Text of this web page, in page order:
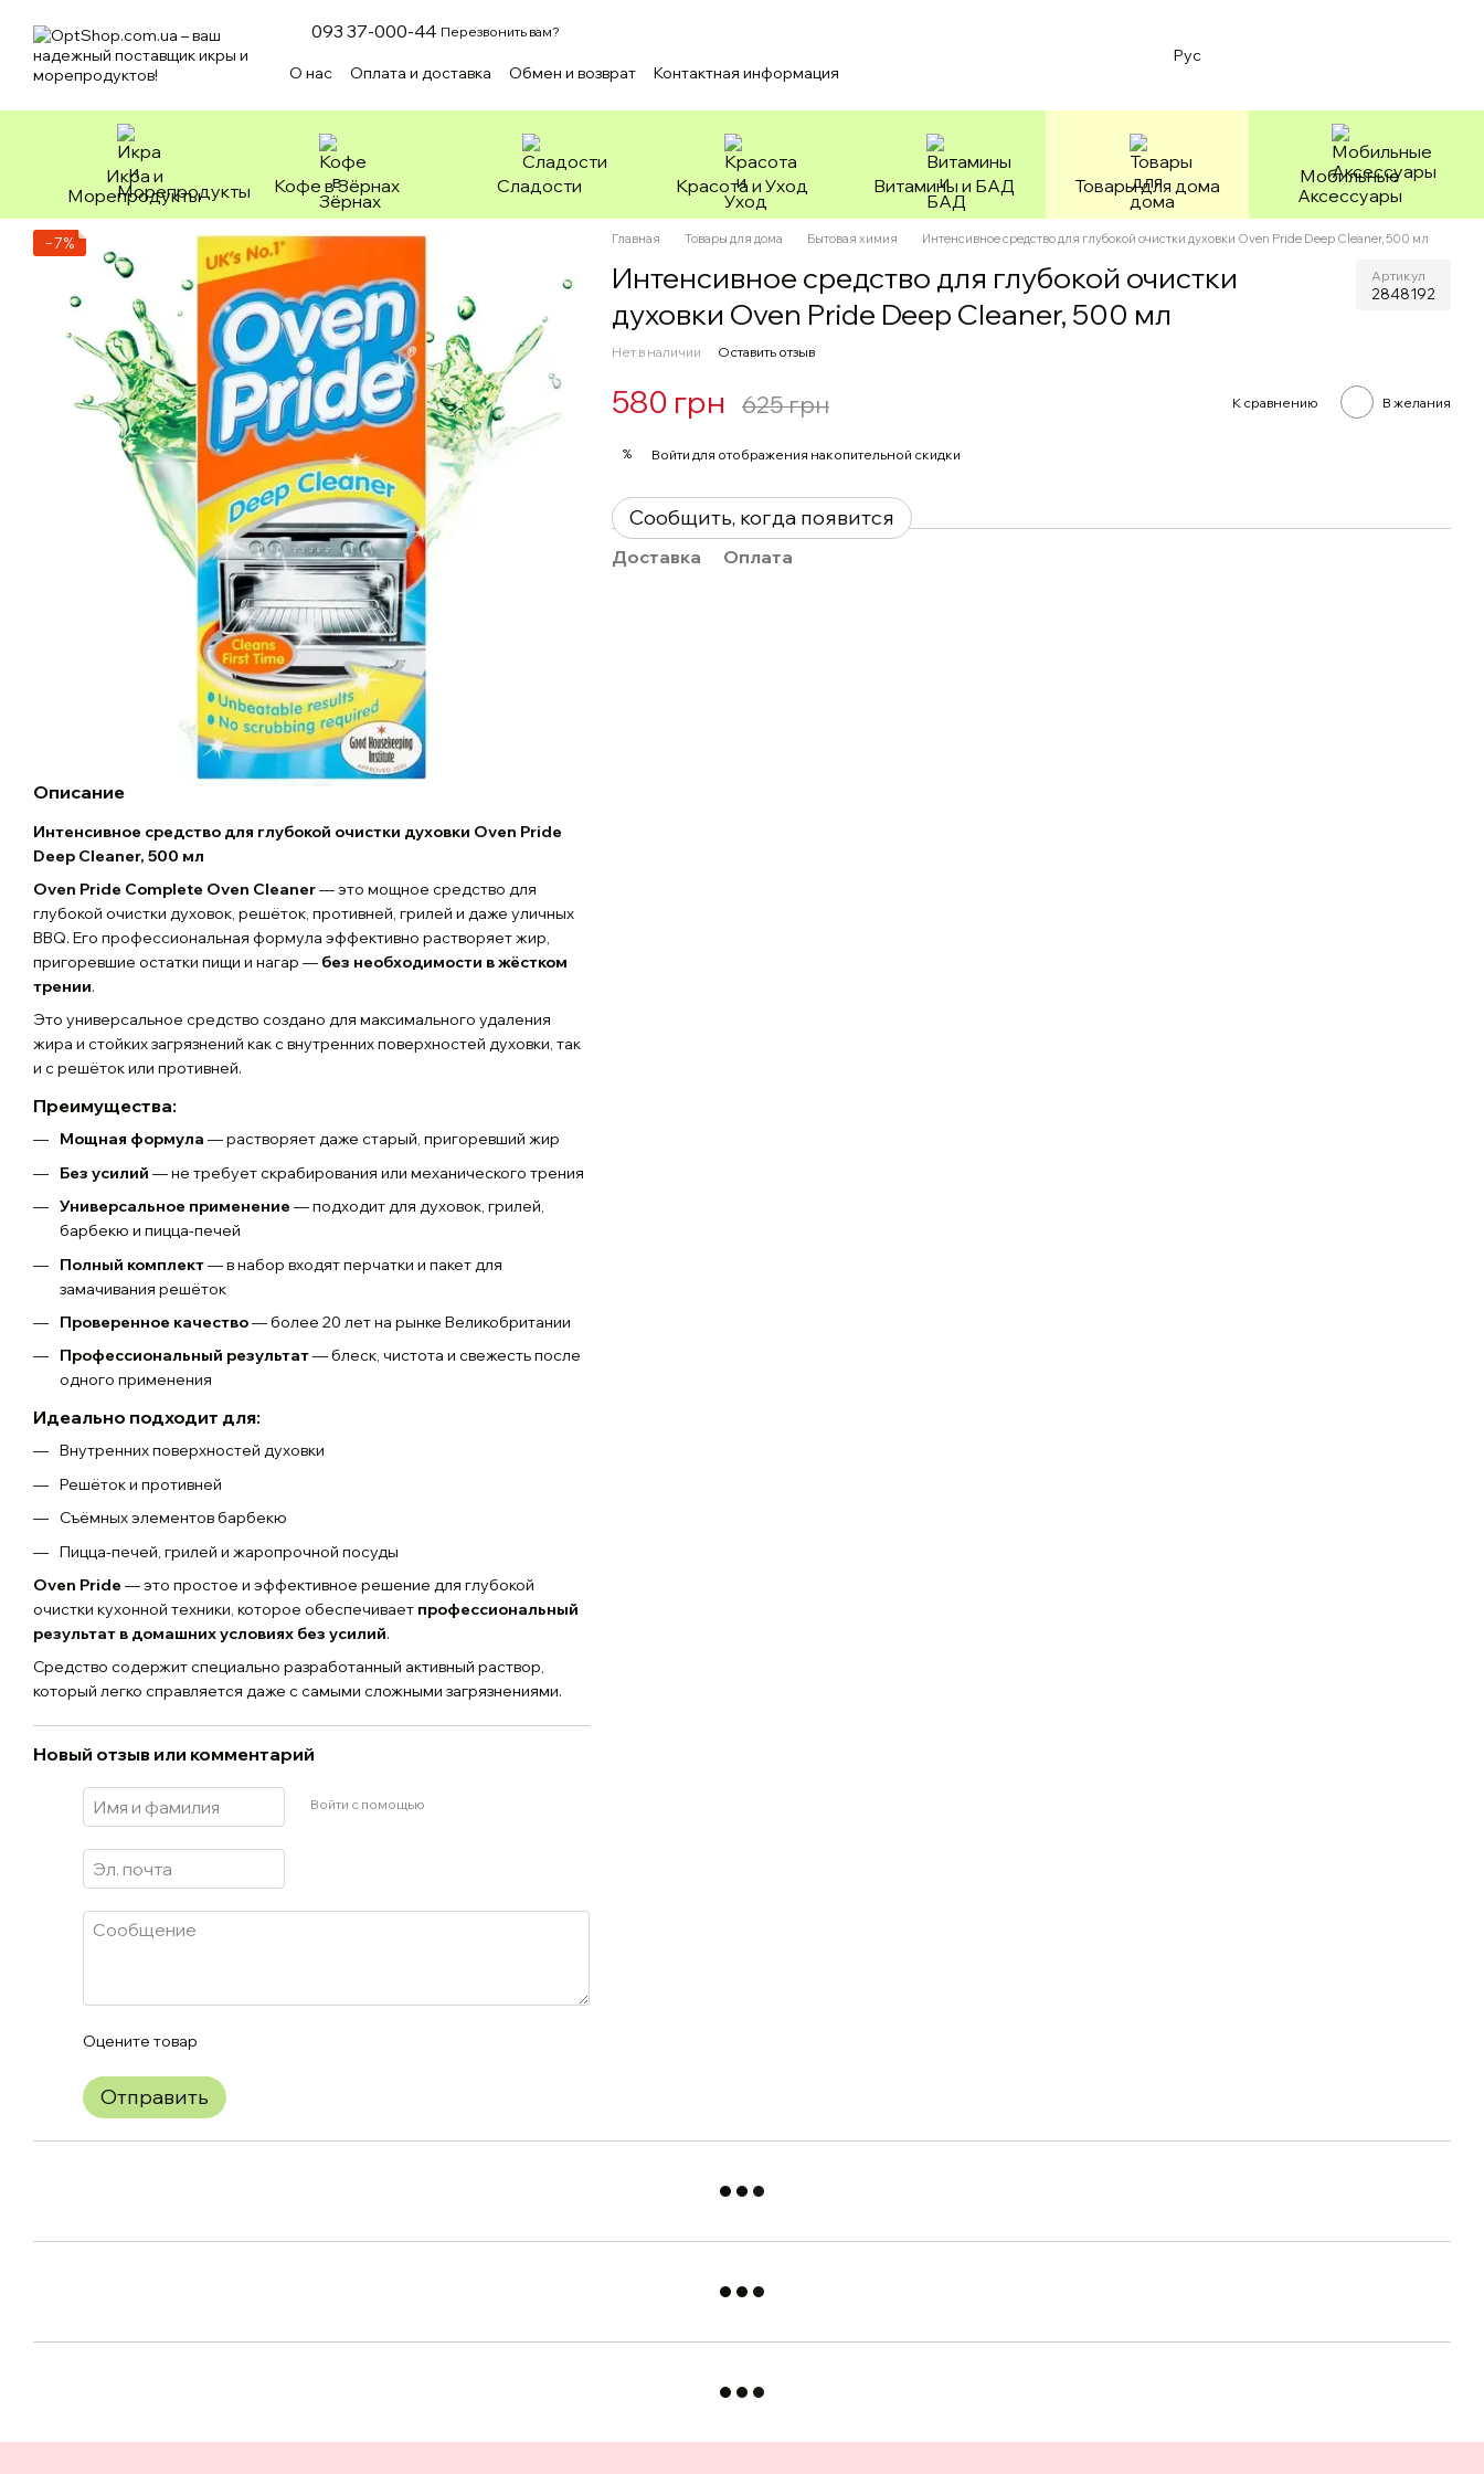
093 37-000-44 Перезвонить вам?
О нас Оплата и доставка Обмен и возврат
Контактная информация
Рус
Икра и
Морепродукты
Кофе в Зёрнах Сладости Красота и Уход Витамины и БАД Товары для дома
Мобильные
Аксессуары
−7%
Описание
Интенсивное средство для глубокой очистки духовки Oven Pride
Deep Cleaner, 500 мл
Oven Pride Complete Oven Cleaner— это мощное средство для
глубокой очистки духовок, решёток, противней, грилей и даже уличных
BBQ. Его профессиональная формула эффективно растворяет жир,
пригоревшие остатки пищи и нагар — без необходимости в жёстком
трении.
Это универсальное средство создано для максимального удаления
жира и стойких загрязнений как с внутренних поверхностей духовки, так
и с решёток или противней.
Преимущества:
Мощная формула — растворяет даже старый, пригоревший жир
Без усилий — не требует скрабирования или механического трения
Универсальное применение — подходит для духовок, грилей,
барбекю и пицца-печей
Полный комплект— в набор входят перчатки и пакет для
замачивания решёток
Проверенное качество— более 20 лет на рынке Великобритании
Профессиональный результат— блеск, чистота и свежесть после
одного применения
Идеально подходит для:
Внутренних поверхностей духовки
Решёток и противней
Съёмных элементов барбекю
Пицца-печей, грилей и жаропрочной посуды
Oven Pride — это простое и эффективное решение для глубокой
очистки кухонной техники, которое обеспечивает профессиональный
результат в домашних условиях без усилий.
Средство содержит специально разработанный активный раствор,
который легко справляется даже с самыми сложными загрязнениями.
Новый отзыв или комментарий
Войти с помощью
Оцените товар
Отправить
Главная Товары для дома Бытовая химия Интенсивное средство для глубокой очистки духовки Oven Pride Deep Cleaner, 500 мл
Интенсивное средство для глубокой очистки
духовки Oven Pride Deep Cleaner, 500 мл
Артикул
2848192
Нет в наличии Оставить отзыв
580 грн 625 грн К сравнению В желания
% Войти для отображения накопительной скидки
Сообщить, когда появится
Доставка Оплата